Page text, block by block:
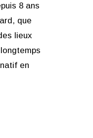
8 ans
que
lieux
en